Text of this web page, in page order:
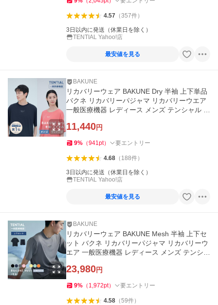
4.57（357件）
3日以内に発送（休業日を除く）
TENTIAL Yahoo!店
最安値を見る
BAKUNE
リカバリーウェア BAKUNE Dry 半袖 上下単品
バクネ リカバリーパジャマ リカバリーウエア
一般医療機器 レディース メンズ テンシャル 爆
11,440円
9% （941pt） 要エントリー
4.68（ 188件）
3日以内に発送（休業日を除く）
TENTIAL Yahoo!店
最安値を見る
BAKUNE
リカバリーウェア BAKUNE Mesh 半袖 上下セ
ット バクネ リカバリーパジャマ リカバリーウ
エア 一般医療機器 レディース メンズ テンシャ
23,980円
9% （ 1,972pt） 要エントリー
4.58（59件）